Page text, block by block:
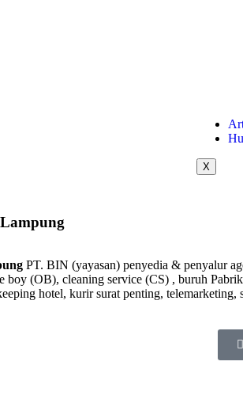
X
PT. BIN (yayasan) penyedia & penyalur
boy (OB), cleaning service (CS) , buruh
hotel, kurir surat penting,